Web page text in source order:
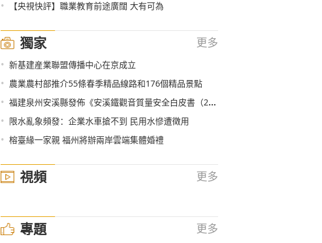
• 【央視快評】職業教育前途廣闊 大有可為
獨家 更多
• 新基建産業聯盟傳播中心在京成立
• 農業農村部推介55條春季精品線路和176個精品景點
• 福建泉州安溪縣發佈《安溪鐵觀音質量安全白皮書（2020）》
• 限水亂象頻發：企業水車搶不到 民用水慘遭徵用
• 榕臺緣一家親 福州將辦兩岸雲端集體婚禮
視頻 更多
專題 更多